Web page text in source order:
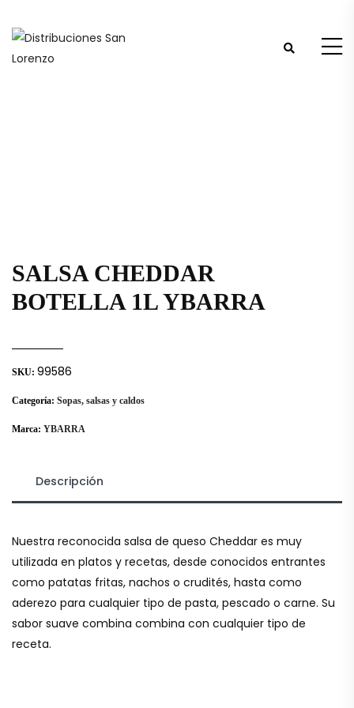
SALSA CHEDDAR
BOTELLA 1L YBARRA
SKU: 99586
Categoría: Sopas, salsas y caldos
Marca: YBARRA
Descripción
Nuestra reconocida salsa de queso Cheddar es muy
utilizada en platos y recetas, desde conocidos entrantes
como patatas fritas, nachos o crudités, hasta como
aderezo para cualquier tipo de pasta, pescado o carne. Su
sabor suave combina combina con cualquier tipo de
receta.